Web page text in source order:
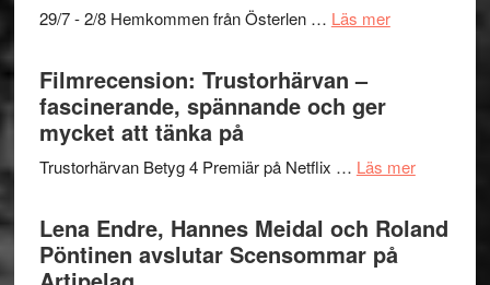
en
hjärtevarm
29/7 - 2/8 Hemkommen från Österlen … Läs merom
–
Delvis
bortom
Filmrecension: Trustorhärvan –
fascinerande, spännande och ger
mycket att tänka på
Trustorhärvan Betyg 4 Premiär på Netflix … Läs merom
–
Lena Endre, Hannes Meidal och Roland
Pöntinen avslutar Scensommar på